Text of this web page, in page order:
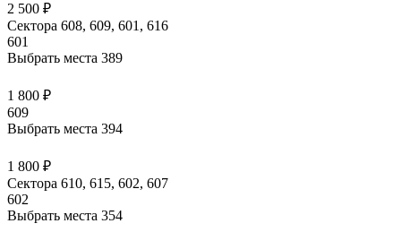
2 500 ₽
Сектора 608, 609, 601, 616
601
Выбрать места 389
1 800 ₽
609
Выбрать места 394
1 800 ₽
Сектора 610, 615, 602, 607
602
Выбрать места 354